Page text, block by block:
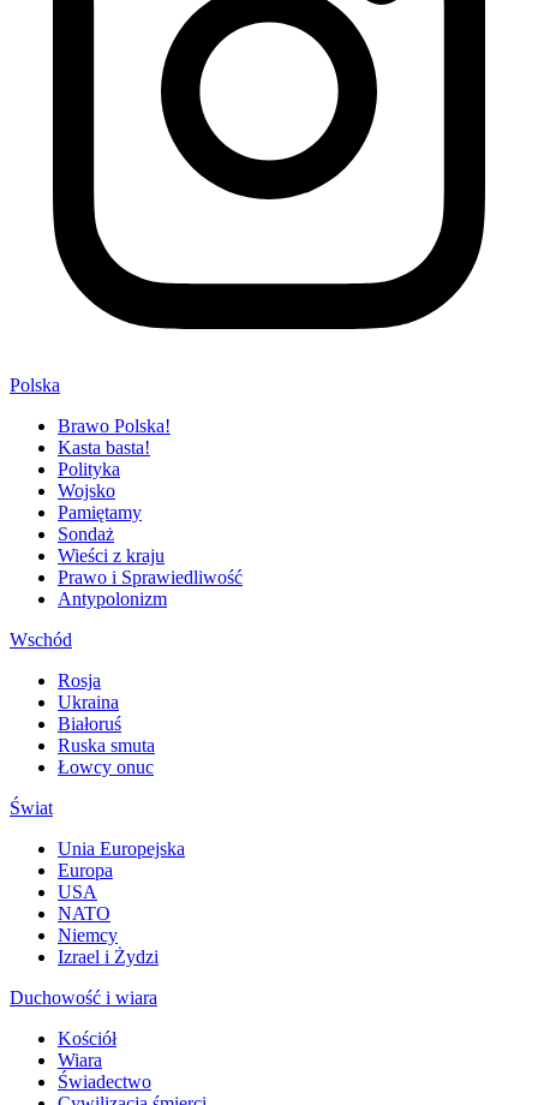
Polska
Brawo Polska!
Kasta basta!
Polityka
Wojsko
Pamiętamy
Sondaż
Wieści z kraju
Prawo i Sprawiedliwość
Antypolonizm
Wschód
Rosja
Ukraina
Białoruś
Ruska smuta
Łowcy onuc
Świat
Unia Europejska
Europa
USA
NATO
Niemcy
Izrael i Żydzi
Duchowość i wiara
Kościół
Wiara
Świadectwo